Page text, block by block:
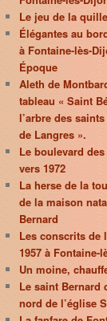
Le jeu de la
Élégantes au
à Fontaine-lès-
Époque
Aleth de
tableau « Saint
l’arbre des
de Langres ».
Le boulevard
vers 1972
La herse de la
de la maison
Bernard
Les conscrits de
1957 à Fontaine-
Un moine,
Le saint Bernard
nord de l’église